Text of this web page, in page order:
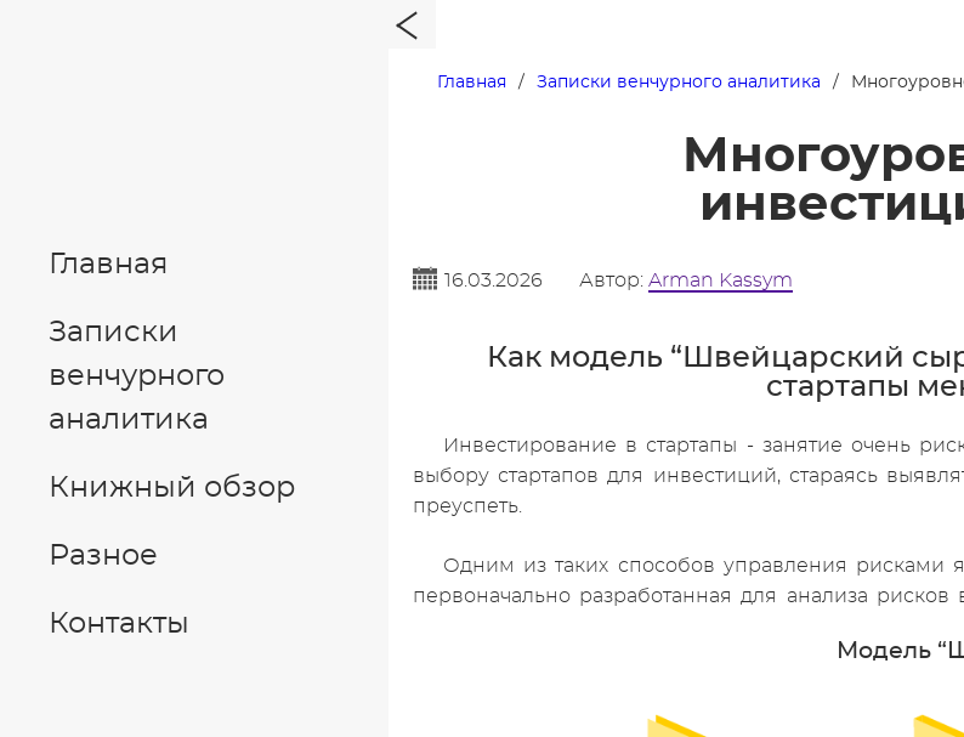
Главная
Записки
венчурного
аналитика
Книжный обзор
Разное
Контакты
Главная Записки венчурного аналитика
16.03.2026 Автор: Arman Kassym
Как модель “Швейцарский
стартапы
Инвестирование в стартапы - занятие очень
выбору стартапов для инвестиций, стараясь
преуспеть.
Одним из таких способов управления рисками
первоначально разработанная для анализа
Модель